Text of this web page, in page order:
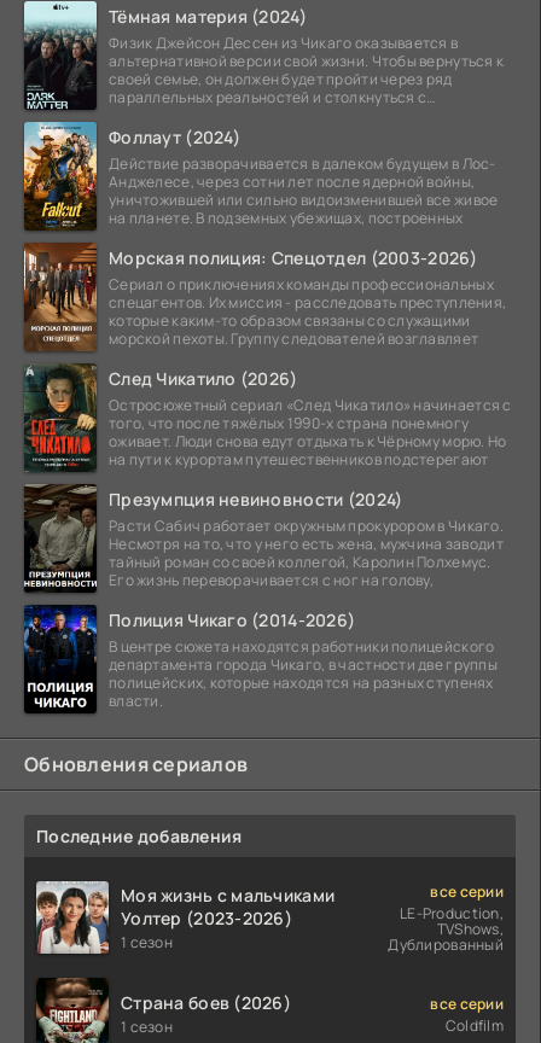
Тёмная материя (2024)
Физик Джейсон Дессен из Чикаго оказывается в
альтернативной версии свой жизни. Чтобы вернуться к
своей семье, он должен будет пройти через ряд
параллельных реальностей и столкнуться с
Фоллаут (2024)
Действие разворачивается в далеком будущем в Лос-
Анджелесе, через сотни лет после ядерной войны,
уничтожившей или сильно видоизменившей все живое
на планете. В подземных убежищах, построенных
Морская полиция: Спецотдел (2003-2026)
Сериал о приключениях команды профессиональных
спецагентов. Их миссия - расследовать преступления,
которые каким-то образом связаны со служащими
морской пехоты. Группу следователей возглавляет
След Чикатило (2026)
Остросюжетный сериал «След Чикатило» начинается с
того, что после тяжёлых 1990-х страна понемногу
оживает. Люди снова едут отдыхать к Чёрному морю. Но
на пути к курортам путешественников подстерегают
Презумпция невиновности (2024)
Расти Сабич работает окружным прокурором в Чикаго.
Несмотря на то, что у него есть жена, мужчина заводит
тайный роман со своей коллегой, Каролин Полхемус.
Его жизнь переворачивается с ног на голову,
Полиция Чикаго (2014-2026)
В центре сюжета находятся работники полицейского
департамента города Чикаго, в частности две группы
полицейских, которые находятся на разных ступенях
власти.
Обновления сериалов
Последние добавления
Моя жизнь с мальчиками
Уолтер (2023-2026)
1 сезон
все серии
LE-Production,
TVShows,
Дублированный
Страна боев (2026)
1 сезон
все серии
Coldfilm